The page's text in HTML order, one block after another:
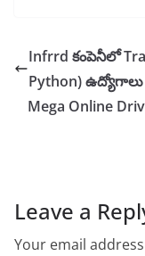
Infrrd కంపెనీలో
Python) ఉద్యోగాలు
Mega Online
Leave a
Your email